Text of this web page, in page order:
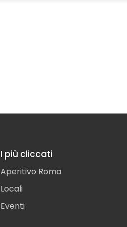
I più cliccati
Aperitivo Roma
Locali
Eventi